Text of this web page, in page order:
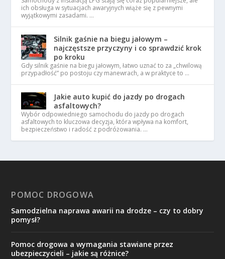
ich obsługa w sytuacjach awaryjnych wiąże się z pewnymi
wyjątkowymi zasadami. …
Silnik gaśnie na biegu jałowym –
najczęstsze przyczyny i co sprawdzić krok
po kroku
Gdy silnik gaśnie na biegu jałowym, łatwo uznać to za „chwilową
przypadłość” po postoju czy manewrach, a w praktyce to …
Jakie auto kupić do jazdy po drogach
asfaltowych?
Wybór odpowiedniego samochodu do jazdy po drogach
asfaltowych to kluczowa decyzja, która wpływa na komfort,
bezpieczeństwo i radość z podróżowania. …
POMOC DROGOWA
Samodzielna naprawa awarii na drodze – czy to dobry
pomysł?
Pomoc drogowa a wymagania stawiane przez
ubezpieczycieli – jakie są różnice?